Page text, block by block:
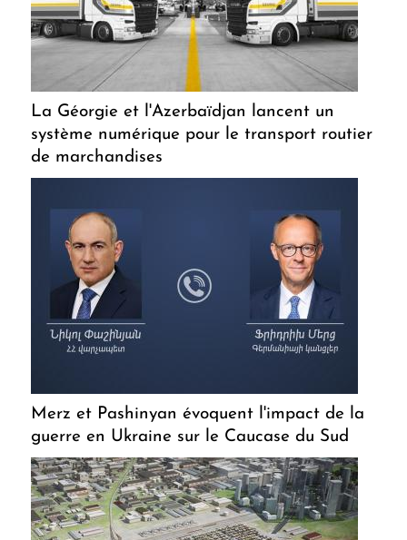
La Géorgie et l'Azerbaïdjan lancent un
système numérique pour le transport routier
de marchandises
Merz et Pashinyan évoquent l'impact de la
guerre en Ukraine sur le Caucase du Sud